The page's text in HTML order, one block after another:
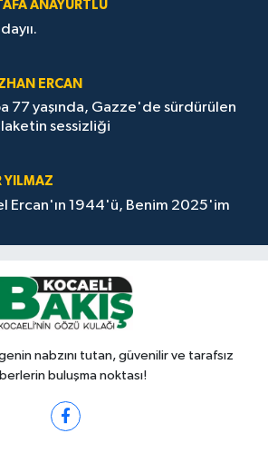
ANAYURTLU
ERCAN
77 yaşında, Gazze'de sürdürülen
sessizliği
YILMAZ
Ercan'ın 1944'ü, Benim 2025'im
nabzını tutan, güvenilir ve tarafsız
buluşma noktası!